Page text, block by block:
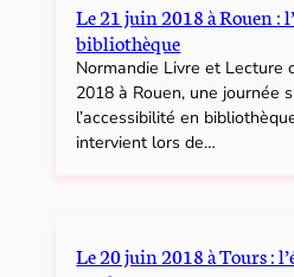
Le 21 juin 2018 à Rouen :
bibliothèque
Normandie Livre et Lecture
2018 à Rouen, une journée
l’accessibilité en
intervient lors de…
Le 20 juin 2018 à Tours :